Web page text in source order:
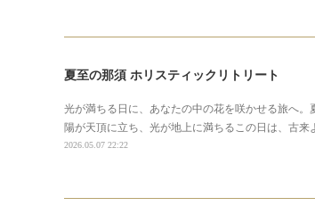
夏至の那須 ホリスティックリトリート
光が満ちる日に、あなたの中の花を咲かせる旅へ
陽が天頂に立ち、光が地上に満ちるこの日は、古
2026.05.07 22:22